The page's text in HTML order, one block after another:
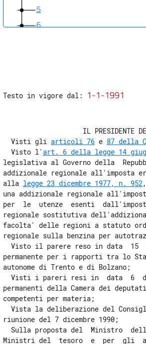
5
6
UTENZE
11
12
13
14
15
16
Capo III
IMPOSTA ERARIALE SULLA BENZINA
17
18
19
Capo IV
DISPOSIZIONE FINALE
20
Testo in vigore dal: 1-1-1991
IL PRESIDENTE
  Visti gli
articoli 76 e 87 della
  Visto l'
art. 6 della legge 14
legislativa al Governo della
addizionale regionale
alla legge 23 dicembre 1977, n. 952
una addizionale regionale
per  le  utenze  esenti
regionale sostitutiva
facolta' delle regioni a statuto
regionale sulla benzina per
Visto il parere reso in data  15
permanente per i rapporti tra lo
autonome di Trento e di Bolzano;
Visti i pareri resi in  data  6
permanenti della Camera dei
competenti per materia;
Vista la deliberazione del
riunione del 7 dicembre 1990;
Sulla proposta del  Ministro
Ministri del  tesoro  e  per  gli